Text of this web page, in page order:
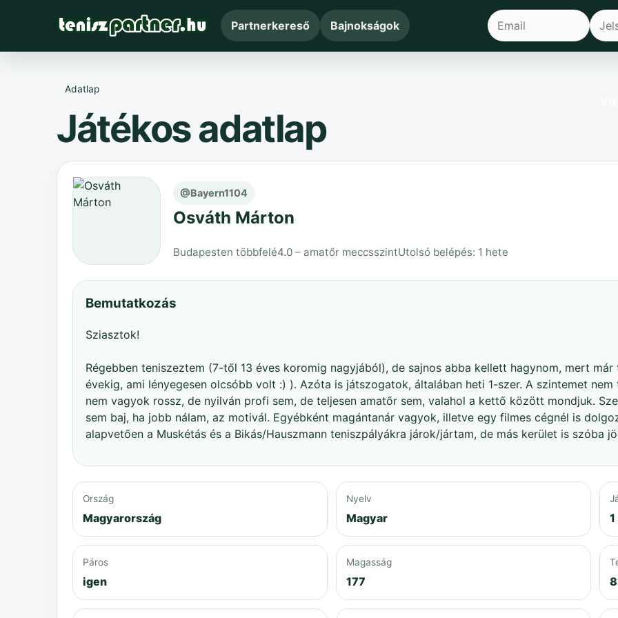
Partnerkereső Bajnokságok
Adatlap
Játékos adatlap
@Bayern1104
Osváth Márton
Budapesten többfelé4.0 – amatőr meccsszintUtolsó belépés: 1 hete
Bemutatkozás
Sziasztok!
Régebben teniszeztem (7-től 13 éves koromig nagyjából), de sajnos abba kellett hagynom, mert
évekig, ami lényegesen olcsóbb volt :) ). Azóta is játszogatok, általában heti 1-szer. A szintemet
nem vagyok rossz, de nyilván profi sem, de teljesen amatőr sem, valahol a kettő között mondjuk.
sem baj, ha jobb nálam, az motivál. Egyébként magántanár vagyok, illetve egy filmes cégnél is
alapvetően a Muskétás és a Bikás/Hauszmann teniszpályákra járok/jártam, de más kerület is szóba
Ország
Magyarország
Nyelv
Magyar 1
Páros
igen
Magasság
177